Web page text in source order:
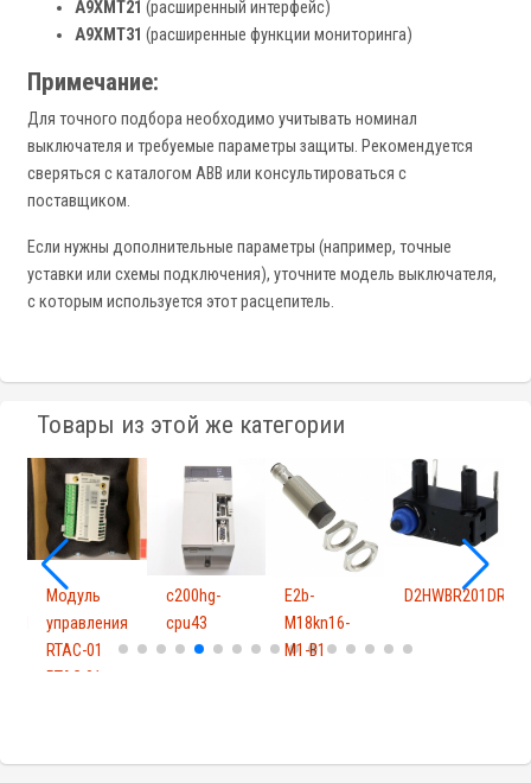
A9XMT21 (расширенный интерфейс)
A9XMT31 (расширенные функции мониторинга)
Примечание:
Для точного подбора необходимо учитывать номинал
выключателя и требуемые параметры защиты. Рекомендуется
сверяться с каталогом ABB или консультироваться с
поставщиком.
Если нужны дополнительные параметры (например, точные
уставки или схемы подключения), уточните модель выключателя,
с которым используется этот расцепитель.
Товары из этой же категории
Модуль
управления
RTAC-01
RTAC 01
c200hg-
cpu43
E2b-
M18kn16-
M1-B1
D2HWBR201DR